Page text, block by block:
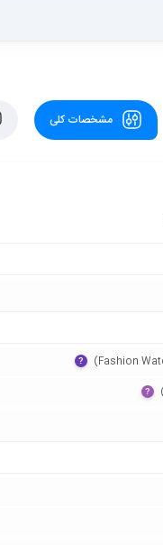
مشخصات کلی
?
?